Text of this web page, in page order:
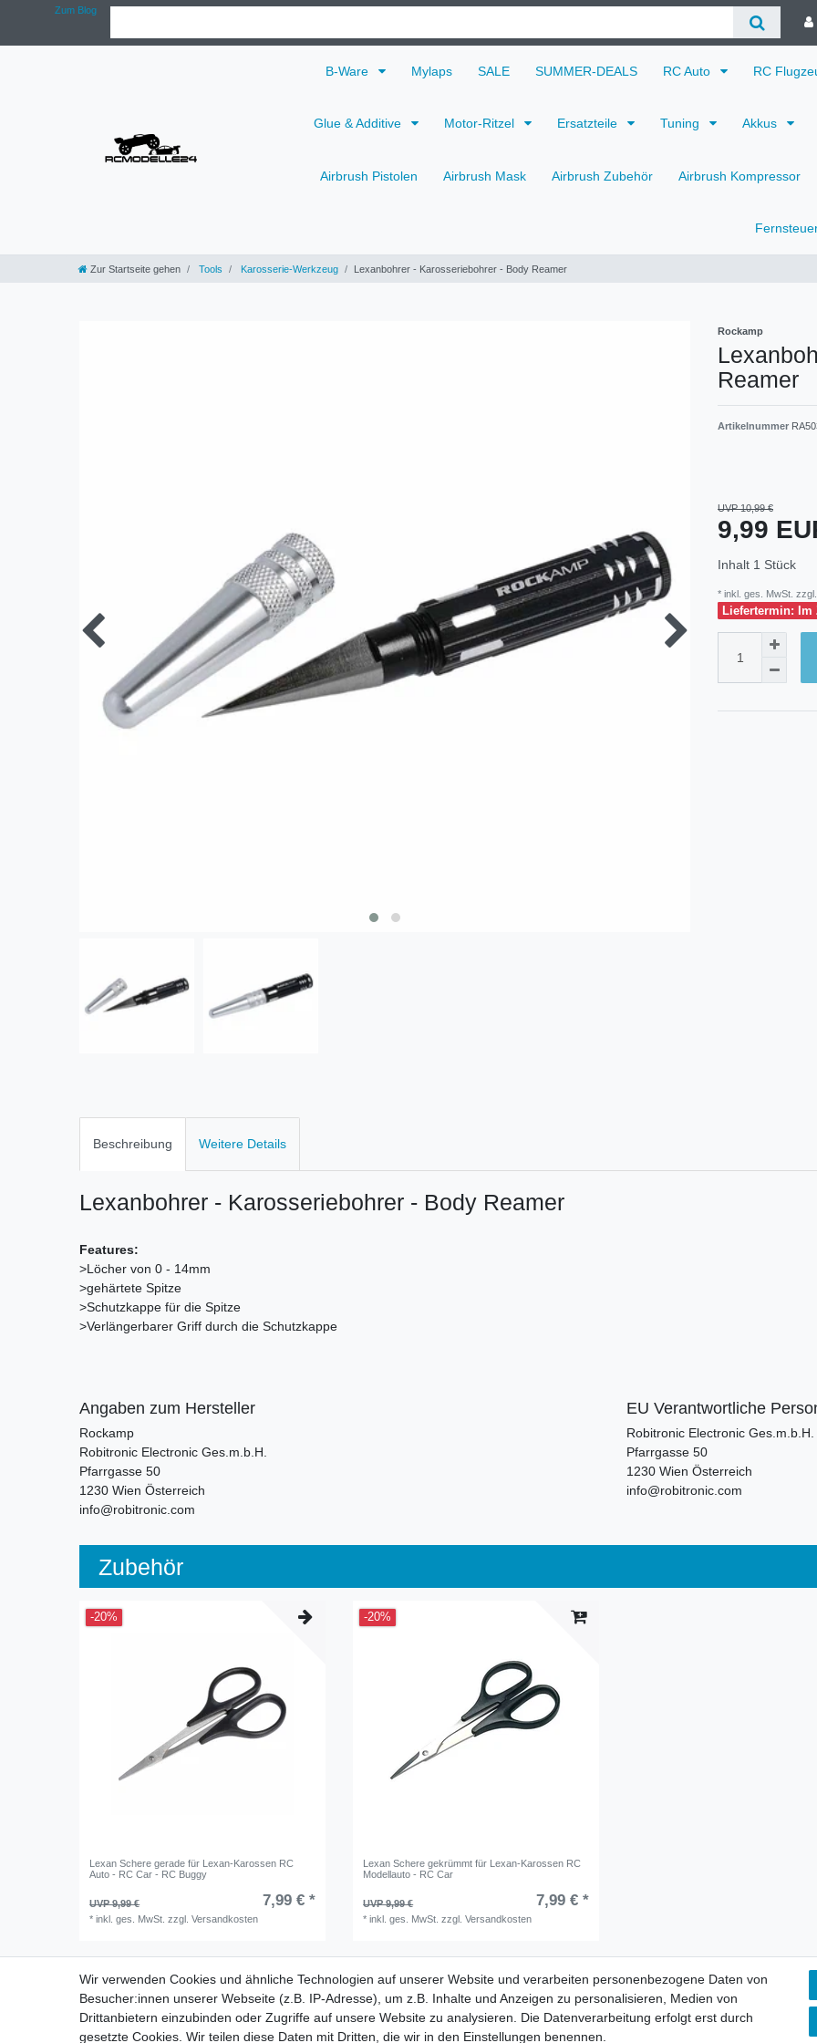
Zum Blog
B-Ware Mylaps SALE SUMMER-DEALS RC Auto RC
Glue & Additive Motor-Ritzel Ersatzteile Tuning Akkus
Airbrush Pistolen Airbrush Mask Airbrush Zubehör Airbrush Kompressor
Zur Startseite gehen Tools Karosserie-Werkzeug Lexanbohrer - Karosseriebohrer - Body Reamer
Rockamp
Reamer
Artikelnummer
UVP 10,99 €
9,99
Inhalt 1 Stück
* inkl. ges. MwSt. zzgl.
Liefertermin: Im
Beschreibung Weitere Details
Lexanbohrer - Karosseriebohrer - Body Reamer
Features:
>Löcher von 0 - 14mm
>gehärtete Spitze
>Schutzkappe für die Spitze
>Verlängerbarer Griff durch die Schutzkappe
Angaben zum Hersteller
Rockamp
Robitronic Electronic Ges.m.b.H.
Pfarrgasse 50
1230 Wien Österreich
info@robitronic.com
EU Verantwortliche
Robitronic Electronic Ges.m.b.H.
Pfarrgasse 50
1230 Wien Österreich
info@robitronic.com
Zubehör
-20%
Lexan Schere gerade für Lexan-Karossen RC
Auto - RC Car - RC Buggy
UVP 9,99 € 7,99 € *
*inkl. ges. MwSt. zzgl.Versandkosten
-20%
Lexan Schere gekrümmt für Lexan-Karossen RC
Modellauto - RC Car
UVP 9,99 € 7,99 € *
*inkl. ges. MwSt. zzgl.Versandkosten
Wir verwenden Cookies und ähnliche Technologien auf unserer Website und verarbeiten personenbezogene Daten von
Besucher:innen unserer Webseite (z.B. IP-Adresse), um z.B. Inhalte und Anzeigen zu personalisieren, Medien von
Drittanbietern einzubinden oder Zugriffe auf unsere Website zu analysieren. Die Datenverarbeitung erfolgt erst durch
gesetzte Cookies. Wir teilen diese Daten mit Dritten, die wir in den Einstellungen benennen.